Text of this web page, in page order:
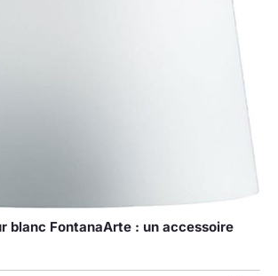
blanc FontanaArte : un accessoire